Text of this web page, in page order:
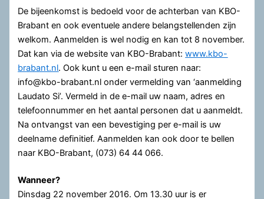
De bijeenkomst is bedoeld voor de achterban van KBO-
Brabant en ook eventuele andere belangstellenden zijn
welkom. Aanmelden is wel nodig en kan tot 8 november.
Dat kan via de website van KBO-Brabant:www.kbo-
brabant.nl. Ook kunt u een e-mail sturen naar:
info@kbo-brabant.nl onder vermelding van ‘aanmelding
Laudato Si’. Vermeld in de e-mail uw naam, adres en
telefoonnummer en het aantal personen dat u aanmeldt.
Na ontvangst van een bevestiging per e-mail is uw
deelname definitief. Aanmelden kan ook door te bellen
naar KBO-Brabant, (073) 64 44 066.
Wanneer?
Dinsdag 22 november 2016. Om 13.30 uur is er